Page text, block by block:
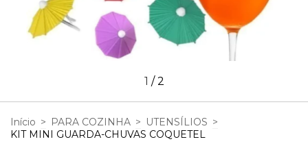
1 /2
Início > PARA COZINHA > UTENSÍLIOS >
KIT MINI GUARDA-CHUVAS COQUETEL